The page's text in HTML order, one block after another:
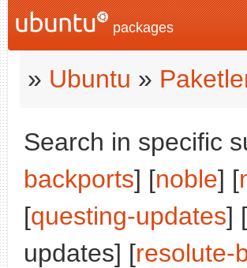
packages
» Ubuntu »
Search in specific
backports] [noble] [
[questing-updates] [
updates] [resolute-